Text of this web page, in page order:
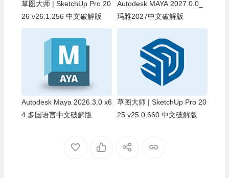
草图大师 | SketchUp Pro 20
26 v26.1.256 中文破解版
Autodesk MAYA 2027.0.0_
玛雅2027中文破解版
Autodesk Maya 2026.3.0 x6
4 多国语言中文破解版
草图大师 | SketchUp Pro 20
25 v25.0.660 中文破解版